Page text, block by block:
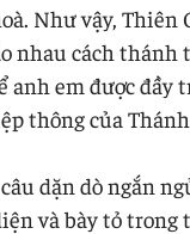
Như vậy, Thiên
nhau cách
em được đầy
thông của
dặn dò ngắn
và bày tỏ